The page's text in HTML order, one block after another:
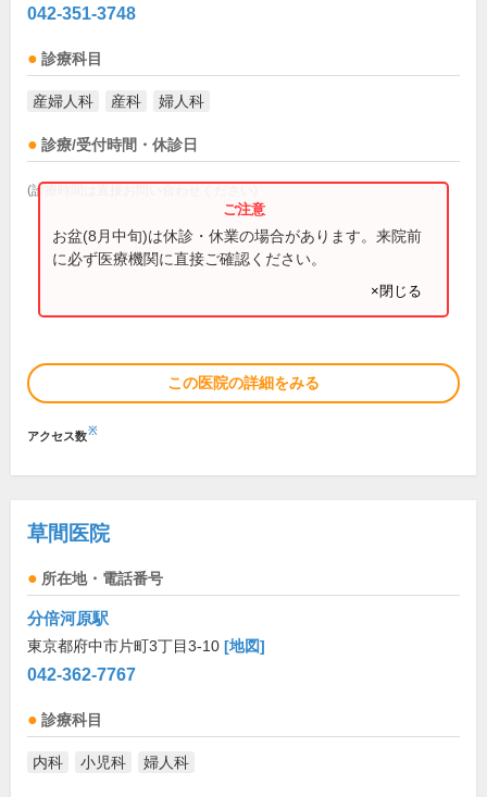
042-351-3748
診療科目
産婦人科 産科 婦人科
診療/受付時間・休診日
(診療時間は直接お問い合わせください)
お盆(8月中旬)は休診・休業の場合があります。来院前
に必ず医療機関に直接ご確認ください。
×閉じる
この医院の詳細をみる
アクセス数※
草間医院
所在地・電話番号
分倍河原駅
東京都府中市片町3丁目3-10 [地図]
042-362-7767
診療科目
内科 小児科 婦人科